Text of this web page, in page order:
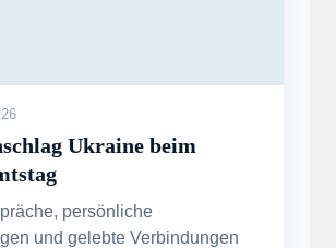
Ukraine beim
persönliche
und gelebte Verbindungen